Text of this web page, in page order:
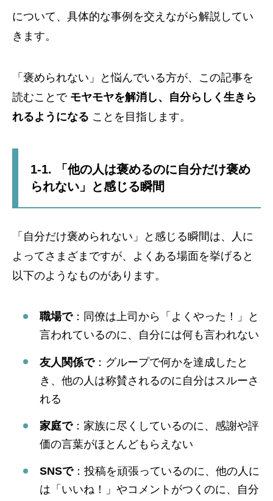
について、具体的な事例を交えながら解説してい
きます。
「褒められない」と悩んでいる方が、この記事を
読むことで モヤモヤを解消し、自分らしく生きら
れるようになる ことを目指します。
1-1. 「他の人は褒めるのに自分だけ褒め
られない」と感じる瞬間
「自分だけ褒められない」と感じる瞬間は、人に
よってさまざまですが、よくある場面を挙げると
以下のようなものがあります。
職場で：同僚は上司から「よくやった！」と
言われているのに、自分には何も言われない
友人関係で：グループで何かを達成したと
き、他の人は称賛されるのに自分はスルーさ
れる
家庭で：家族に尽くしているのに、感謝や評
価の言葉がほとんどもらえない
SNSで：投稿を頑張っているのに、他の人に
は「いいね！」やコメントがつくのに、自分